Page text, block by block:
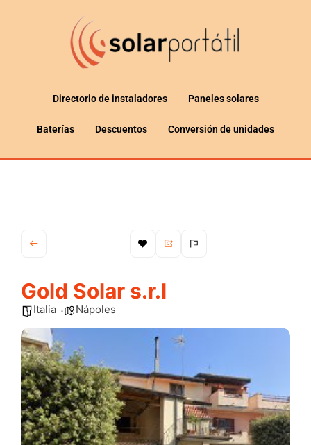
Directorio de instaladores Paneles solares
Baterías Descuentos Conversión de unidades
Gold Solar s.r.l
Italia Nápoles